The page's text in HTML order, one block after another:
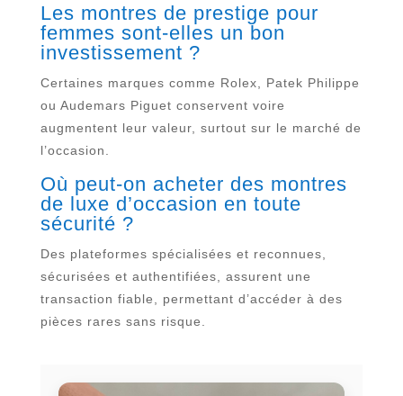
Les montres de prestige pour
femmes sont-elles un bon
investissement ?
Certaines marques comme Rolex, Patek Philippe
ou Audemars Piguet conservent voire
augmentent leur valeur, surtout sur le marché de
l’occasion.
Où peut-on acheter des montres
de luxe d’occasion en toute
sécurité ?
Des plateformes spécialisées et reconnues,
sécurisées et authentifiées, assurent une
transaction fiable, permettant d’accéder à des
pièces rares sans risque.